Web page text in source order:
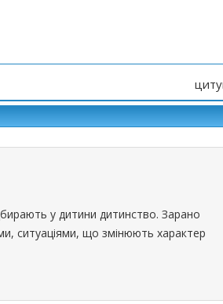
у дитини дитинство. Зарано
ситуаціями, що змінюють характер